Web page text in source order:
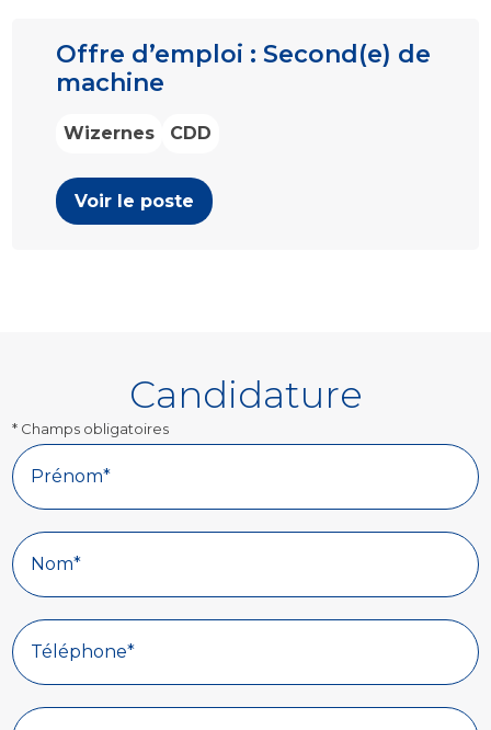
Offre d’emploi : Second(e) de
machine
Wizernes CDD
Voir le poste
Candidature
* Champs obligatoires